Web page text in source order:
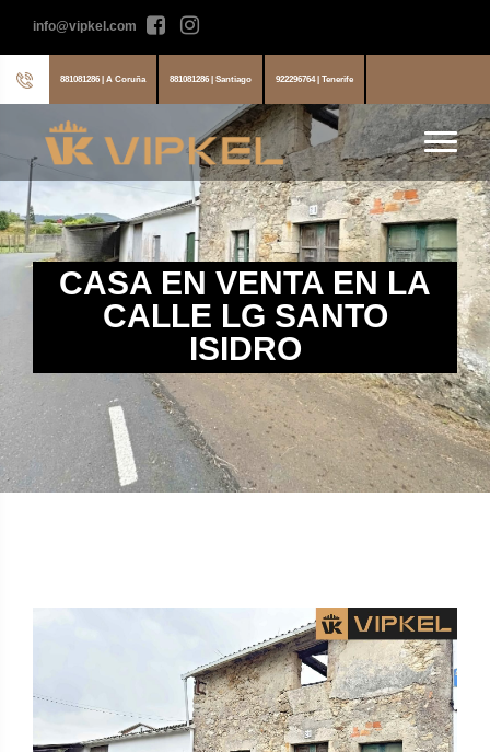
info@vipkel.com
881081286 | A Coruña 881081286 | Santiago 922296764 | Tenerife
CASA EN VENTA EN LA
CALLE LG SANTO
ISIDRO